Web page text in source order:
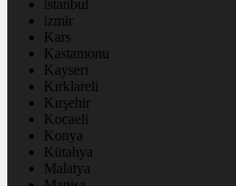
istanbul
izmir
Kars
Kastamonu
Kayseri
Kırklareli
Kırşehir
Kocaeli
Konya
Kütahya
Malatya